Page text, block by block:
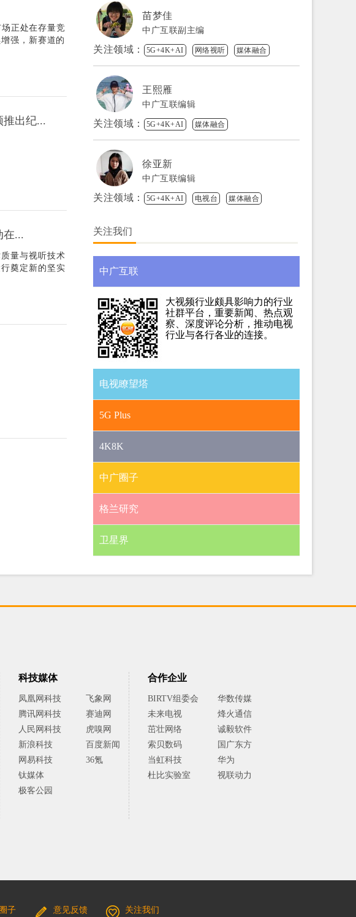
正处在存量竞
强，新赛道的
推出纪...
在...
量与视听技术
奠定新的坚实
苗梦佳
中广互联副主编
关注领域： 5G+4K+AI 网络视听 媒体融合
王熙雁
中广互联编辑
关注领域： 5G+4K+AI 媒体融合
徐亚新
中广互联编辑
关注领域： 5G+4K+AI 电视台 媒体融合
关注我们
中广互联
大视频行业颇具影响力的行业
社群平台，重要新闻、热点观
察、深度评论分析，推动电视
行业与各行各业的连接。
电视瞭望塔
5G Plus
4K8K
中广圈子
格兰研究
卫星界
科技媒体
凤凰网科技
飞象网
腾讯网科技
赛迪网
人民网科技
虎嗅网
新浪科技
百度新闻
网易科技
36氪
钛媒体
极客公园
合作企业
BIRTV组委会
华数传媒
未来电视
烽火通信
茁壮网络
诚毅软件
索贝数码
国广东方
当虹科技
华为
杜比实验室
视联动力
子 意见反馈 关注我们